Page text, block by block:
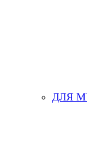
ДЛЯ